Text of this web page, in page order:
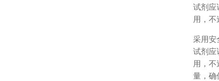
试剂应
用，
采用安
试剂应
用，
量，确